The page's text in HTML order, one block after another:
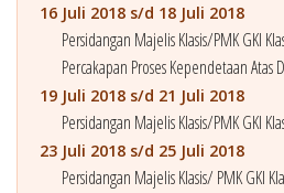
16 Juli 2018 s/d 18 Juli 2018
Persidangan Majelis Klasis/PMK GKI
Percakapan Proses Kependetaan Atas
19 Juli 2018 s/d 21 Juli 2018
Persidangan Majelis Klasis/PMK GKI
23 Juli 2018 s/d 25 Juli 2018
Persidangan Majelis Klasis/ PMK GKI